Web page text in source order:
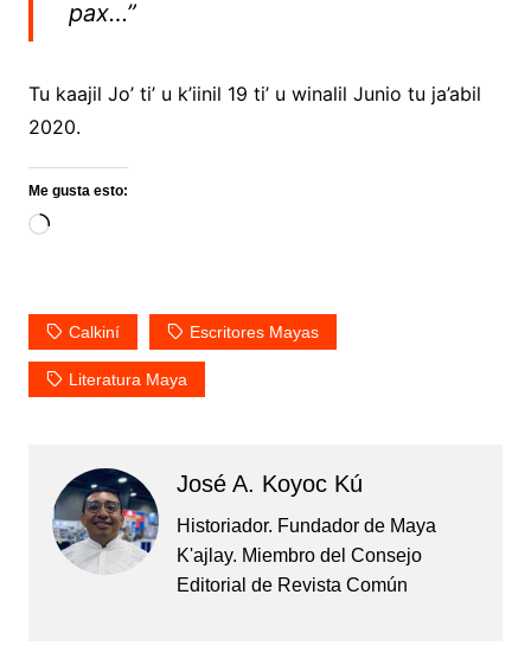
pax…”
Tu kaajil Jo’ ti’ u k’iinil 19 ti’ u winalil Junio tu ja’abil
2020.
Me gusta esto:
Loading…
Calkiní Escritores Mayas
Literatura Maya
José A. Koyoc Kú
Historiador. Fundador de Maya
K'ajlay. Miembro del Consejo
Editorial de Revista Común